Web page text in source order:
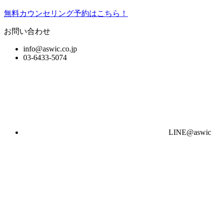
無料カウンセリング予約はこちら！
お問い合わせ
info@aswic.co.jp
03-6433-5074
LINE@aswic